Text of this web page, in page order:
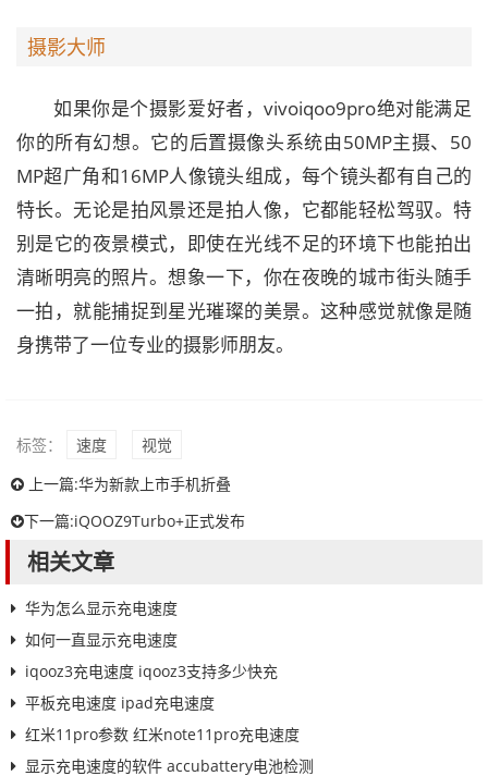
摄影大师
如果你是个摄影爱好者，vivoiqoo9pro绝对能满足
你的所有幻想。它的后置摄像头系统由50MP主摄、50
MP超广角和16MP人像镜头组成，每个镜头都有自己的
特长。无论是拍风景还是拍人像，它都能轻松驾驭。特
别是它的夜景模式，即使在光线不足的环境下也能拍出
清晰明亮的照片。想象一下，你在夜晚的城市街头随手
一拍，就能捕捉到星光璀璨的美景。这种感觉就像是随
身携带了一位专业的摄影师朋友。
标签： 速度
视觉
上一篇:华为新款上市手机折叠
下一篇:iQOOZ9Turbo+正式发布
相关文章
华为怎么显示充电速度
如何一直显示充电速度
iqooz3充电速度 iqooz3支持多少快充
平板充电速度 ipad充电速度
红米11pro参数 红米note11pro充电速度
显示充电速度的软件 accubattery电池检测